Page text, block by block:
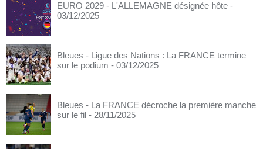
EURO 2029 - L'ALLEMAGNE désignée hôte -
03/12/2025
Bleues - Ligue des Nations : La FRANCE termine
sur le podium - 03/12/2025
Bleues - La FRANCE décroche la première manche
sur le fil - 28/11/2025